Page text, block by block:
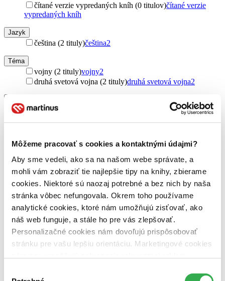
Môžeme pracovať s cookies a kontaktnými údajmi?
Aby sme vedeli, ako sa na našom webe správate, a
mohli vám zobraziť tie najlepšie tipy na knihy, zbierame
cookies. Niektoré sú naozaj potrebné a bez nich by naša
stránka vôbec nefungovala. Okrem toho používame
analytické cookies, ktoré nám umožňujú zisťovať, ako
náš web funguje, a stále ho pre vás zlepšovať.
Personalizačné cookies nám dovoľujú prispôsobovať
stránku pre vašu lepšiu orientáciu. Marketingové cookies
čítané verzie vypredaných kníh (0 titulov)čítané verzie
vypredaných kníh
Jazyk
čeština (2 tituly)čeština2
Téma
vojny (2 tituly)vojny2
druhá svetová vojna (2 tituly)druhá svetová vojna2
Jota (2 tituly)
pevná väzba s prebalom (2 tituly) pevná väzba s prebalom
Zúžiť výber
Zoradiť
Bestsellery
Top hodnotené
Novinky